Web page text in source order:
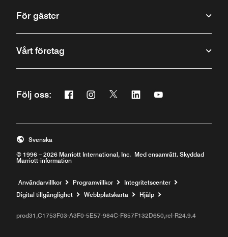
För gäster
Vårt företag
Följ oss: Facebook
Öppnar ett nytt fönster
Instagram
Öppnar ett nytt fönster
Twitter
Öppnar ett nytt fönster
Linkedin
Öppnar ett nytt fönster
Öppnar ett nytt
© 1996 – 2026 Marriott International, Inc. Med ensamrätt. Skyddad
Marriott-information
Svenska
Användarvillkor Programvillkor
Integritetscenter
Digital tillgänglighet
Webbplatskarta Hjälp
prod31,C1753F03-A3F0-5E57-984C-F857F132D650,rel-R24.9.4